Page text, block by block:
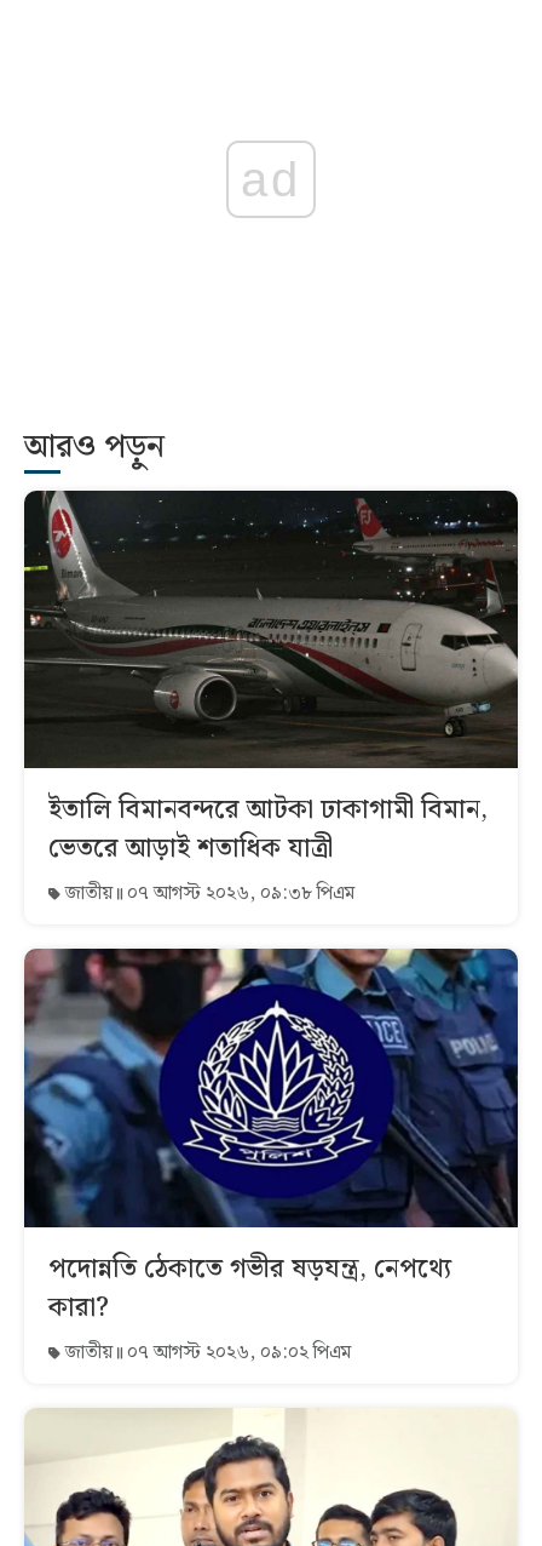
ad
আরও পড়ুন
ইতালি বিমানবন্দরে আটকা ঢাকাগামী বিমান,
ভেতরে আড়াই শতাধিক যাত্রী
জাতীয় ০৭ আগস্ট ২০২৬, ০৯:৩৮ পিএম
পদোন্নতি ঠেকাতে গভীর ষড়যন্ত্র, নেপথ্যে
কারা?
জাতীয় ০৭ আগস্ট ২০২৬, ০৯:০২ পিএম